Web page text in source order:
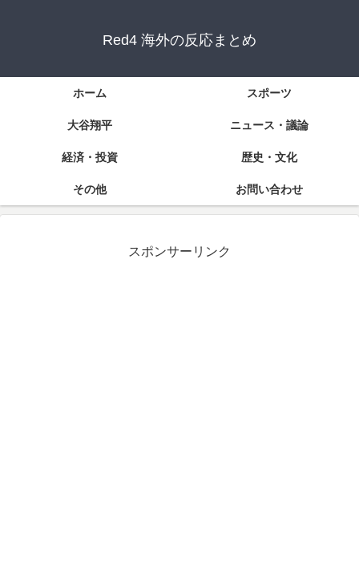
Red4 海外の反応まとめ
ホーム スポーツ
大谷翔平 ニュース・議論
経済・投資 歴史・文化
その他 お問い合わせ
スポンサーリンク